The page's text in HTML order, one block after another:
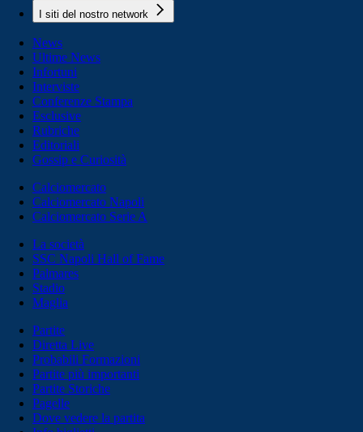
I siti del nostro network
News
Ultime News
Infortuni
Interviste
Conferenze Stampa
Esclusive
Rubriche
Editoriali
Gossip e Curiosità
Calciomercato
Calciomercato Napoli
Calciomercato Serie A
La società
SSC Napoli Hall of Fame
Palmares
Stadio
Maglia
Partite
Diretta Live
Probabili Formazioni
Partite più importanti
Partite Storiche
Pagelle
Dove vedere la partita